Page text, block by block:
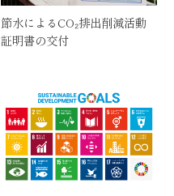
節水によるCO₂排出削減活動
証明書の交付